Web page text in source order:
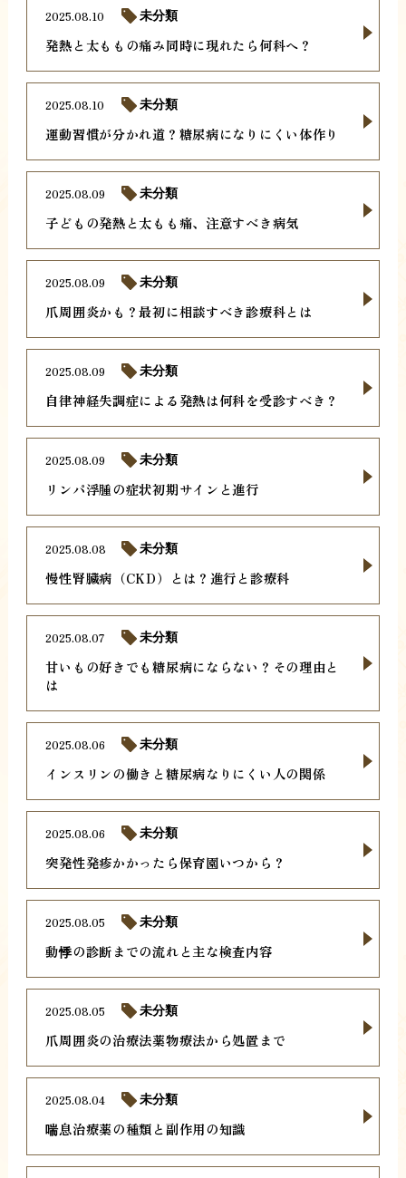
発熱と太ももの痛み同時に現れたら何科へ？
2025.08.10 未分類
運動習慣が分かれ道？糖尿病になりにくい体作り
2025.08.10 未分類
子どもの発熱と太もも痛、注意すべき病気
2025.08.09 未分類
爪周囲炎かも？最初に相談すべき診療科とは
2025.08.09 未分類
自律神経失調症による発熱は何科を受診すべき？
2025.08.09 未分類
リンパ浮腫の症状初期サインと進行
2025.08.09 未分類
慢性腎臓病（CKD）とは？進行と診療科
2025.08.08 未分類
甘いもの好きでも糖尿病にならない？その理由と
は
2025.08.07 未分類
インスリンの働きと糖尿病なりにくい人の関係
2025.08.06 未分類
突発性発疹かかったら保育園いつから？
2025.08.06 未分類
動悸の診断までの流れと主な検査内容
2025.08.05 未分類
爪周囲炎の治療法薬物療法から処置まで
2025.08.05 未分類
喘息治療薬の種類と副作用の知識
2025.08.04 未分類